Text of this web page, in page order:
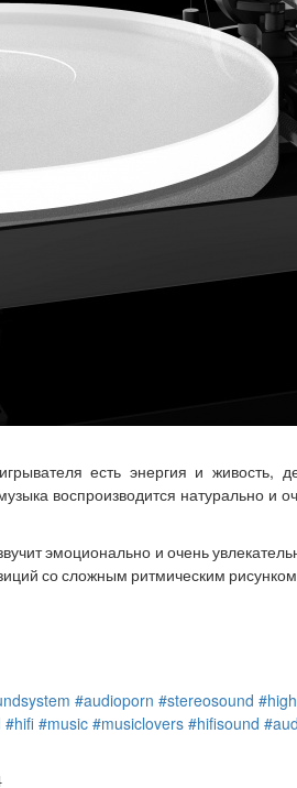
есть энергия и живость,
воспроизводится натурально и
эмоционально и очень
со сложным ритмическим
#audioporn #stereosound
#hifi #music #musiclovers #hifisound